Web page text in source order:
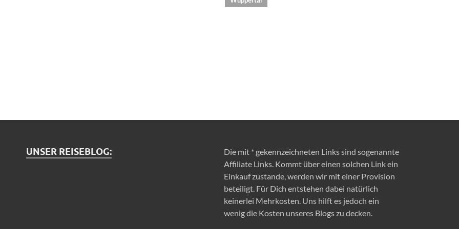
UNSER REISEBLOG:
Die mit * gekennzeichneten Links sind sogenannte
Affiliate Links. Kommt über einen solchen Link ein
Einkauf zustande, werden wir mit einer Provision
beteiligt. Für Dich entstehen dabei natürlich
keinerlei Mehrkosten. Uns hilft es jedoch ein
wenig die Kosten unseres Blogs zu decken.